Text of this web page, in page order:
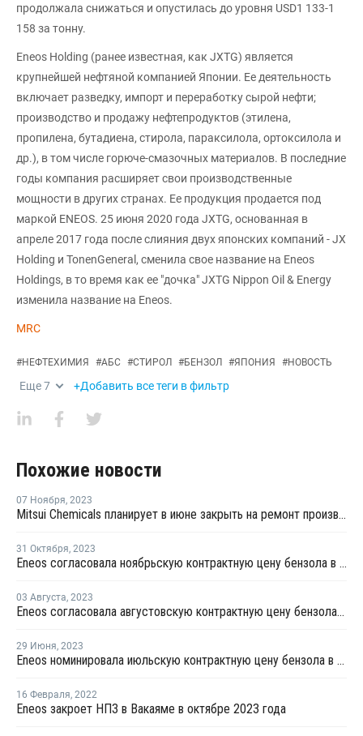
продолжала снижаться и опустилась до уровня USD1 133-1
158 за тонну.
Eneos Holding (ранее известная, как JXTG) является
крупнейшей нефтяной компанией Японии. Ее деятельность
включает разведку, импорт и переработку сырой нефти;
производство и продажу нефтепродуктов (этилена,
пропилена, бутадиена, стирола, параксилола, ортоксилола и
др.), в том числе горюче-смазочных материалов. В последние
годы компания расширяет свои производственные
мощности в других странах. Ее продукция продается под
маркой ENEOS. 25 июня 2020 года JXTG, основанная в
апреле 2017 года после слияния двух японских компаний - JX
Holding и TonenGeneral, сменила свое название на Eneos
Holdings, в то время как ее "дочка" JXTG Nippon Oil & Energy
изменила название на Eneos.
MRC
#НЕФТЕХИМИЯ #АБС #СТИРОЛ #БЕНЗОЛ #ЯПОНИЯ #НОВОСТЬ
Еще7 +Добавить все теги в фильтр
Похожие новости
07 Ноября, 2023
Mitsui Chemicals планирует в июне закрыть на ремонт производство бензола в Тибе
31 Октября, 2023
Eneos согласовала ноябрьскую контрактную цену бензола в Азии
03 Августа, 2023
Eneos согласовала августовскую контрактную цену бензола в Азии
29 Июня, 2023
Eneos номинировала июльскую контрактную цену бензола в Азии
16 Февраля, 2022
Eneos закроет НПЗ в Вакаяме в октябре 2023 года